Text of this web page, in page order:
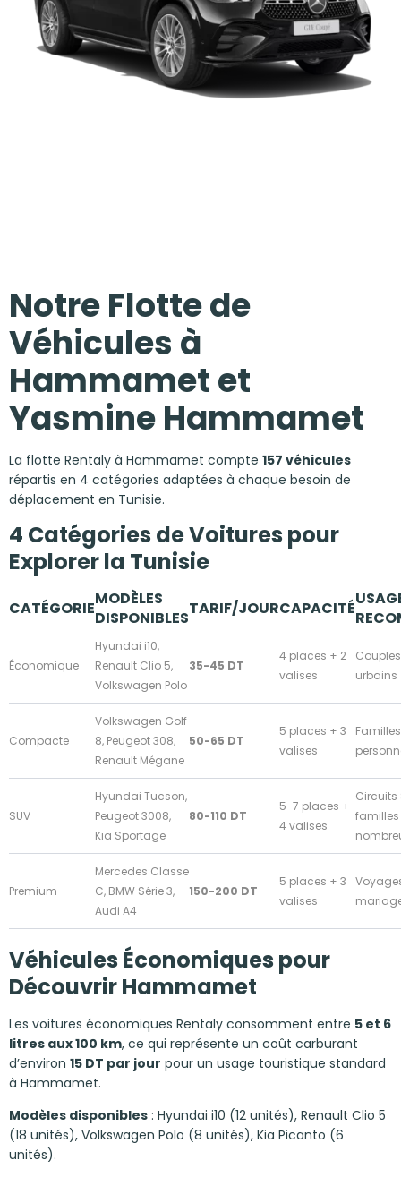
Notre Flotte de
Véhicules à
Hammamet et
Yasmine Hammamet
La flotte Rentaly à Hammamet compte 157 véhicules
répartis en 4 catégories adaptées à chaque besoin de
déplacement en Tunisie.
4 Catégories de Voitures pour
Explorer la Tunisie
CATÉGORIEMODÈLES
DISPONIBLESTARIF/JOURCAPACITÉ
Économique
Hyundai i10,
Renault Clio 5,
Volkswagen Polo
35-45 DT
4 places + 2
valises
urbains
Compacte
Volkswagen Golf
8, Peugeot 308,
Renault Mégane
50-65 DT
5 places + 3
valises
SUV
Hyundai Tucson,
Peugeot 3008,
Kia Sportage
80-110 DT
5-7 places +
4 valises
Circuits
familles
Premium
Mercedes Classe
C, BMW Série 3,
Audi A4
150-200 DT
5 places + 3
valises
Véhicules Économiques pour
Découvrir Hammamet
Les voitures économiques Rentaly consomment entre 5 et 6
litres aux 100 km, ce qui représente un coût carburant
d’environ 15 DT par jour pour un usage touristique standard
à Hammamet.
Modèles disponibles : Hyundai i10 (12 unités), Renault Clio 5
(18 unités), Volkswagen Polo (8 unités), Kia Picanto (6
unités).